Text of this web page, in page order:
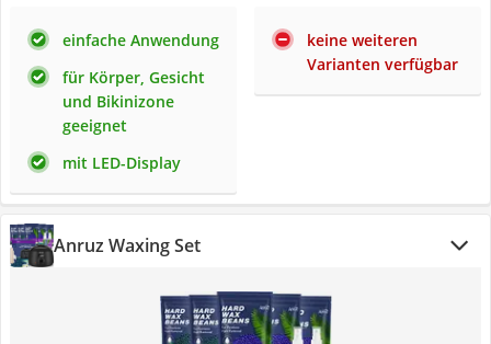
einfache Anwendung
für Körper, Gesicht
und Bikinizone
geeignet
mit LED-Display
keine weiteren
Varianten verfügbar
Anruz Waxing Set